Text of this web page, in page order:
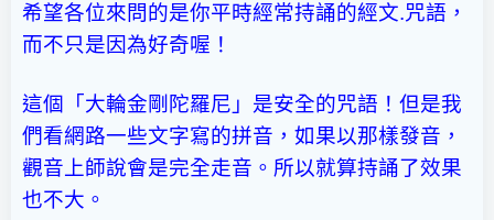
希望各位來問的是你平時經常持誦的經文.咒語，
而不只是因為好奇喔！
這個「大輪金剛陀羅尼」是安全的咒語！但是我
們看網路一些文字寫的拼音，如果以那樣發音，
觀音上師說會是完全走音。所以就算持誦了效果
也不大。